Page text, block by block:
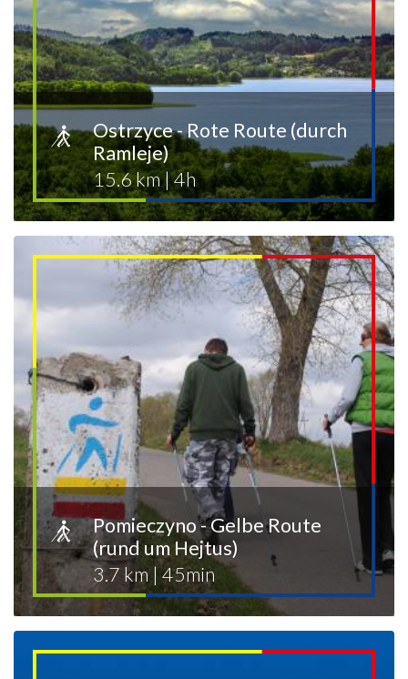
Ostrzyce - Rote Route (durch
Ramleje)
15.6 km|4h
Pomieczyno - Gelbe Route
(rund um Hejtus)
3.7 km |45min